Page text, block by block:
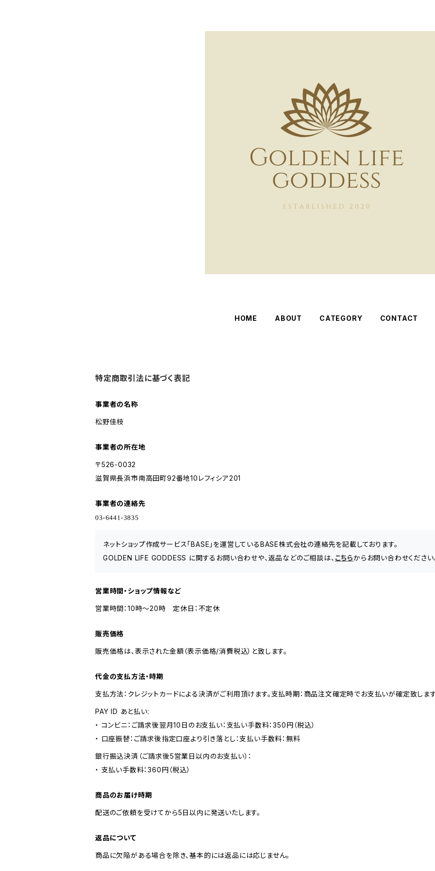
HOME ABOUT CATEGORY CONTACT
特定商取引法に基づく表記
事業者の名称
松野佳枝
事業者の所在地
〒526-0032
滋賀県長浜市南高田町92番地10レフィシア201
事業者の連絡先
ネットショップ作成サービス「BASE」を運営しているBASE株式会社の連絡先を記載しております。
GOLDEN LIFE GODDESS に関するお問い合わせや、返品などのご相談は、 こちらからお問い合わせください
営業時間・ショップ情報など
営業時間：10時〜20時 定休日：不定休
販売価格
販売価格は、表示された金額（表示価格/消費税込）と致します。
代金の支払方法・時期
支払方法：クレジットカードによる決済がご利用頂けます。支払時期：商品注文確定時でお支払いが確定致します
PAY ID あと払い:
・ コンビニ：ご請求後翌月10日のお支払い：支払い手数料：350円（税込）
・ 口座振替：ご請求後指定口座より引き落とし：支払い手数料：無料
銀行振込決済（ご請求後5営業日以内のお支払い）：
・ 支払い手数料：360円（税込）
商品のお届け時期
配送のご依頼を受けてから5日以内に発送いたします。
返品について
商品に欠陥がある場合を除き、基本的には返品には応じません。